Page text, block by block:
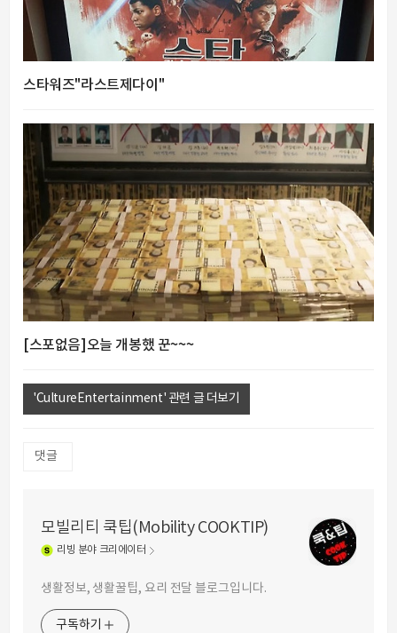
스타워즈"라스트제다이"
[스포없음]오늘 개봉했 꾼~~~
'CultureEntertainment' 관련 글 더보기
댓글
모빌리티 쿡팁(Mobility COOKTIP)
리빙 분야 크리에이터
생활정보, 생활꿀팁, 요리 전달 블로그입니다.
구독하기